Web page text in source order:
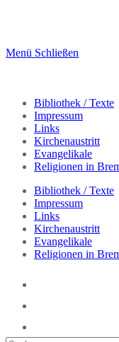
Menü Schließen
Bibliothek / Texte
Impressum
Links
Kirchenaustritt
Evangelikale
Religionen in
Bibliothek / Texte
Impressum
Links
Kirchenaustritt
Evangelikale
Religionen in